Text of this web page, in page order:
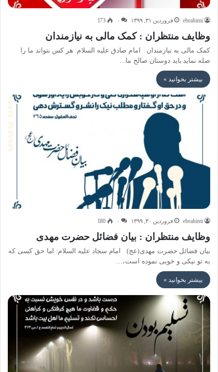
ebrahimi فروردین ۳۱, ۱۳۹۹ ۰ 173
وظایف منتظران : کمک مالی به نیازمندان
کمک مالی به نیازمندان امام صادق علیه السلام: هر کس نتواند ما را
صله نماید باید دوستان صالح ما…
بیشتر بخوانید »
ebrahimi فروردین ۳۰, ۱۳۹۹ ۰ 180
وظایف منتظران : بیان فضائل حضرت مهدی
بیان فضائل حضرت مهدی(عج) امام سجاد علیه السلام: اما حق کسی که
به تو نیکی و خوبی نموده است،…
بیشتر بخوانید »